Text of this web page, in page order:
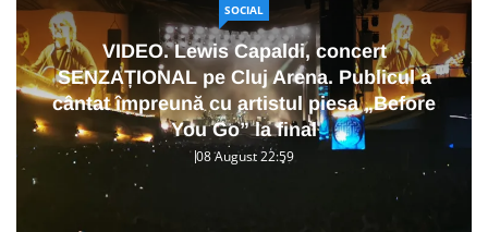
SOCIAL
VIDEO. Lewis Capaldi, concert
SENZAȚIONAL pe Cluj Arena. Publicul a
cântat împreună cu artistul piesa „Before
You Go” la final
08 August 22:59